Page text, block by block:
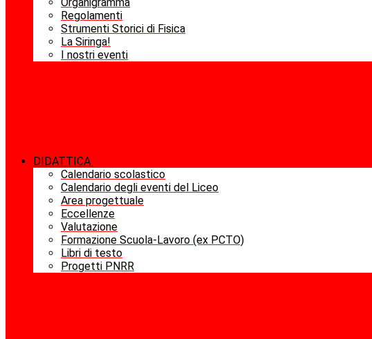
Organigramma
Regolamenti
Strumenti Storici di Fisica
La Siringa!
I nostri eventi
DIDATTICA
Calendario scolastico
Calendario degli eventi del Liceo
Area progettuale
Eccellenze
Valutazione
Formazione Scuola-Lavoro (ex PCTO)
Libri di testo
Progetti PNRR